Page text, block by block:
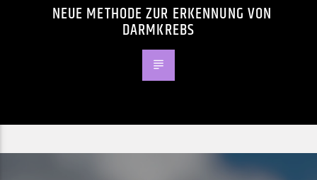
NEUE METHODE ZUR ERKENNUNG VON
DARMKREBS